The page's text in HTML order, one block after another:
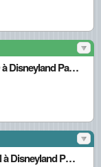
Captain EO – Michael Jackson de retour en 3D à Disneyland Paris dès le 12 juin 2010
Lancement presse du New Generation Festival à Disneyland Paris : un spectacle nocturne unique